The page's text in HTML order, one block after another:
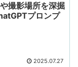
撮影場所を深掘
プロンプ
2025.07.27